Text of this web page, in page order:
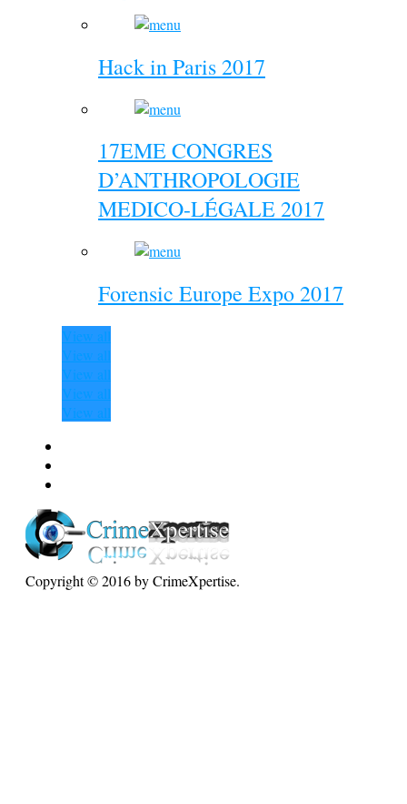
Hack in Paris 2017
17EME CONGRES
D’ANTHROPOLOGIE
MEDICO-LÉGALE 2017
Forensic Europe Expo 2017
View all
View all
View all
View all
View all
Copyright © 2016 by CrimeXpertise.